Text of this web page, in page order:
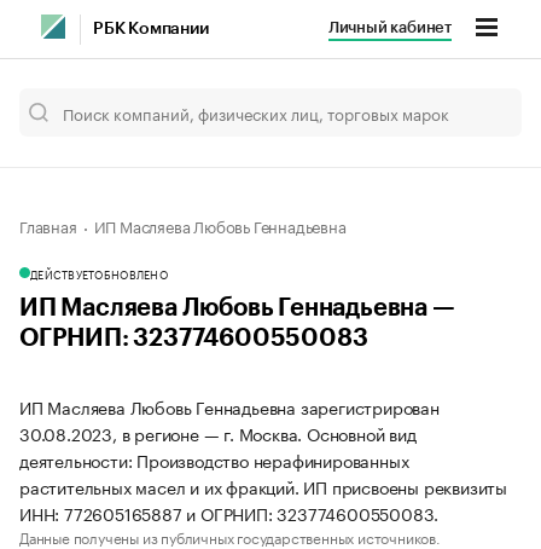
РБК Компании Личный кабинет
Главная ИП Масляева Любовь Геннадьевна
ДЕЙСТВУЕТОБНОВЛЕНО
ИП Масляева Любовь Геннадьевна —
ОГРНИП: 323774600550083
ИП Масляева Любовь Геннадьевна зарегистрирован
30.08.2023, в регионе — г. Москва. Основной вид
деятельности: Производство нерафинированных
растительных масел и их фракций. ИП присвоены реквизиты
ИНН: 772605165887 и ОГРНИП: 323774600550083.
Данные получены из публичных государственных источников.